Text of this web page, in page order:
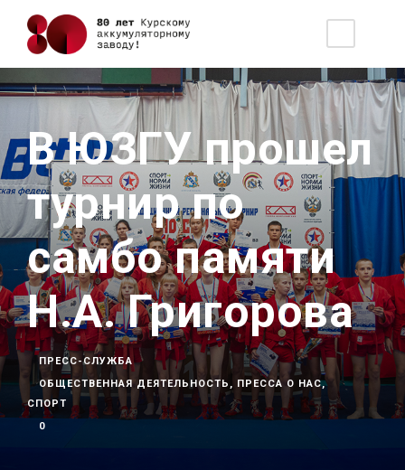
В ЮЗГУ прошел
турнир по
самбо памяти
Н.А. Григорова
ПРЕСС-СЛУЖБА
ОБЩЕСТВЕННАЯ ДЕЯТЕЛЬНОСТЬ , ПРЕССА О НАС,
СПОРТ
0